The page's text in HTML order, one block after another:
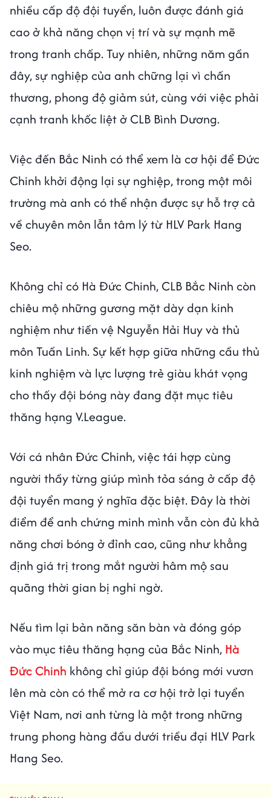
nhiều cấp độ đội tuyển, luôn được đánh giá
cao ở khả năng chọn vị trí và sự mạnh mẽ
trong tranh chấp. Tuy nhiên, những năm gần
đây, sự nghiệp của anh chững lại vì chấn
thương, phong độ giảm sút, cùng với việc phải
cạnh tranh khốc liệt ở CLB Bình Dương.
Việc đến Bắc Ninh có thể xem là cơ hội để Đức
Chinh khởi động lại sự nghiệp, trong một môi
trường mà anh có thể nhận được sự hỗ trợ cả
về chuyên môn lẫn tâm lý từ HLV Park Hang
Seo.
Không chỉ có Hà Đức Chinh, CLB Bắc Ninh còn
chiêu mộ những gương mặt dày dạn kinh
nghiệm như tiền vệ Nguyễn Hải Huy và thủ
môn Tuấn Linh. Sự kết hợp giữa những cầu thủ
kinh nghiệm và lực lượng trẻ giàu khát vọng
cho thấy đội bóng này đang đặt mục tiêu
thăng hạng V.League.
Với cá nhân Đức Chinh, việc tái hợp cùng
người thầy từng giúp mình tỏa sáng ở cấp độ
đội tuyển mang ý nghĩa đặc biệt. Đây là thời
điểm để anh chứng minh mình vẫn còn đủ khả
năng chơi bóng ở đỉnh cao, cũng như khẳng
định giá trị trong mắt người hâm mộ sau
quãng thời gian bị nghi ngờ.
Nếu tìm lại bản năng săn bàn và đóng góp
vào mục tiêu thăng hạng của Bắc Ninh, Hà
Đức Chinh không chỉ giúp đội bóng mới vươn
lên mà còn có thể mở ra cơ hội trở lại tuyển
Việt Nam, nơi anh từng là một trong những
trung phong hàng đầu dưới triều đại HLV Park
Hang Seo.